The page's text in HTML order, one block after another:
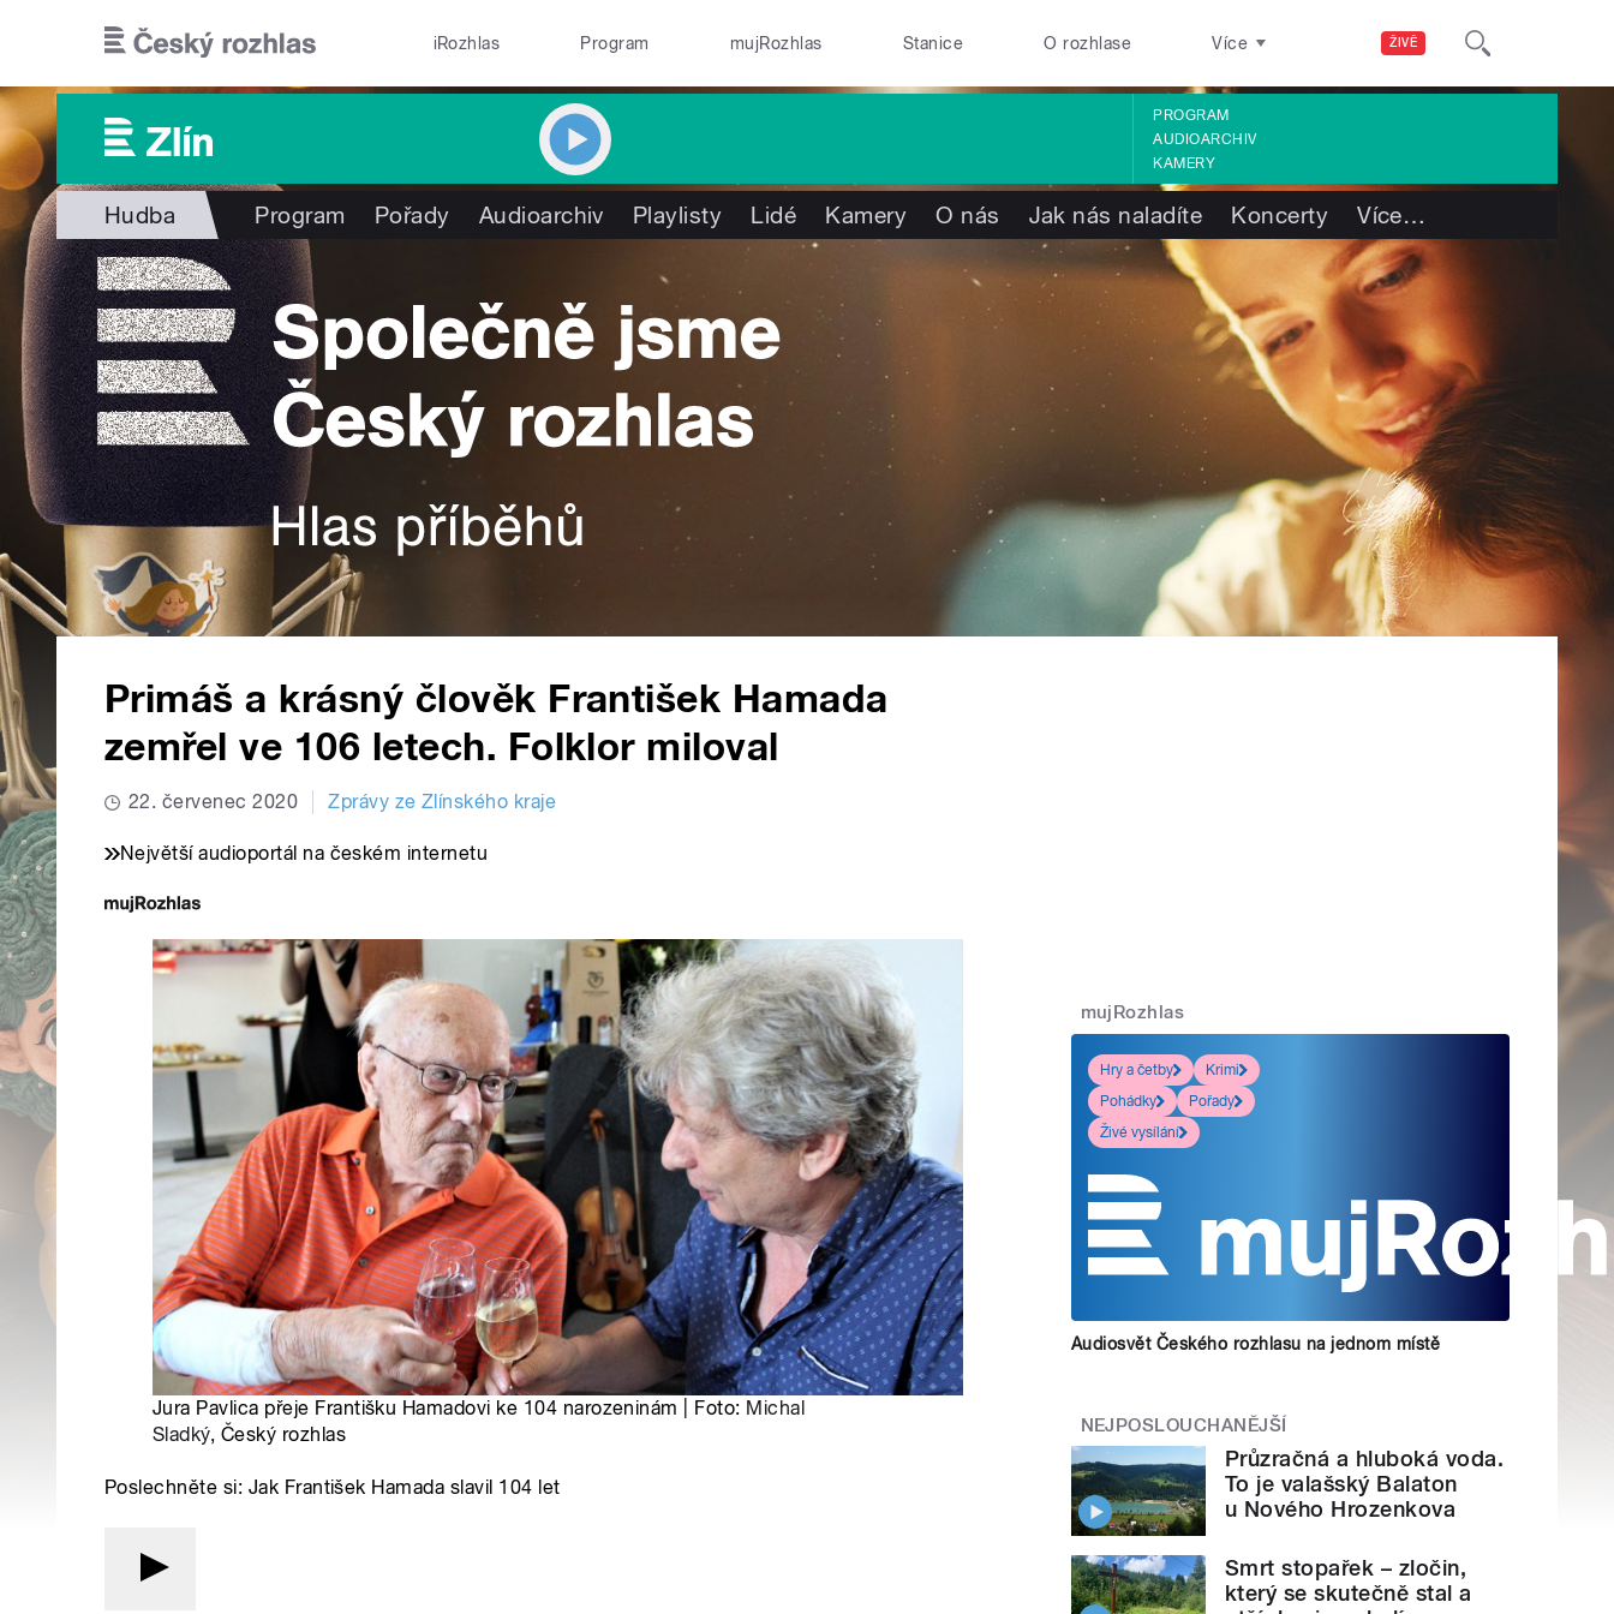
ŽIVĚ
iRozhlas Program mujRozhlas Stanice O rozhlase Více
PROGRAM
AUDIOARCHIV
KAMERY
Hudba Program Pořady Audioarchiv Playlisty Lidé Kamery O nás Jak nás naladíte Koncerty Více…
Primáš a krásný člověk František Hamada
zemřel ve 106 letech. Folklor miloval
22. červenec 2020 Zprávy ze Zlínského kraje
Největší audioportál na českém internetu
Jura Pavlica přeje Františku Hamadovi ke 104 narozeninám | Foto: Michal
Sladký, Český rozhlas
Poslechněte si: Jak František Hamada slavil 104 let
mujRozhlas
Hry a četby
Krimi
Pohádky
Pořady
Živé vysílání
Audiosvět Českého rozhlasu na jednom místě
NEJPOSLOUCHANĚJŠÍ
Průzračná a hluboká voda.
To je valašský Balaton
u Nového Hrozenkova
Smrt stopařek – zločin,
který se skutečně stal a